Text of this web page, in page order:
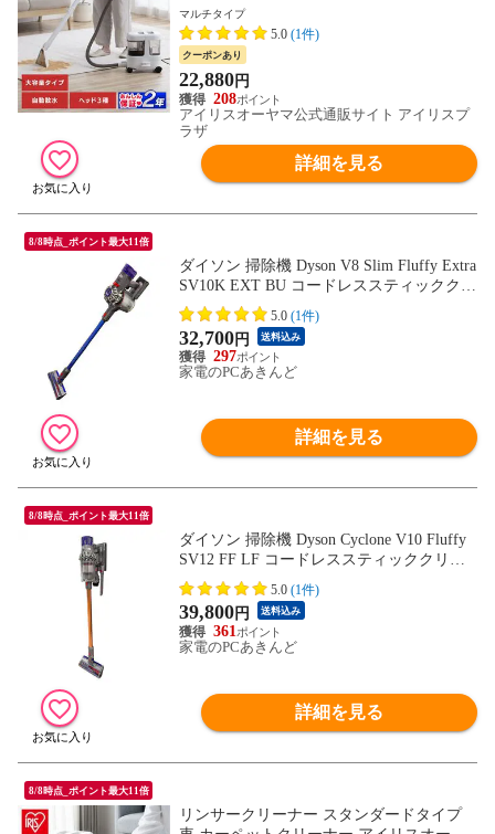
サー カーペット ノズル 絨毯 クリーナー
吸引力 布 洗浄機 大容量 掃除機 大掃除 大
容量リンサークリーナー RNS-P1600 グレ
ーホワイト 【安心延長保証対象】 [家電]
マルチタイプ
5.0 (1件)
クーポンあり
22,880円
208
アイリスオーヤマ公式通販サイト アイリスプ
ラザ
詳細を見る
8/8時点_ポイント最大11倍
ダイソン 掃除機 Dyson V8 Slim Fluffy Extra
SV10K EXT BU コードレススティッククリ
ーナー SV10KEXTBU コードレス掃除機
【送料無料】
5.0 (1件)
32,700円 送料込み
297
家電のPCあきんど
詳細を見る
8/8時点_ポイント最大11倍
ダイソン 掃除機 Dyson Cyclone V10 Fluffy
SV12 FF LF コードレススティッククリー
ナー SV12FFLF コードレス掃除機 【送料
無料】
5.0 (1件)
39,800円 送料込み
361
家電のPCあきんど
詳細を見る
8/8時点_ポイント最大11倍
リンサークリーナー スタンダードタイプ